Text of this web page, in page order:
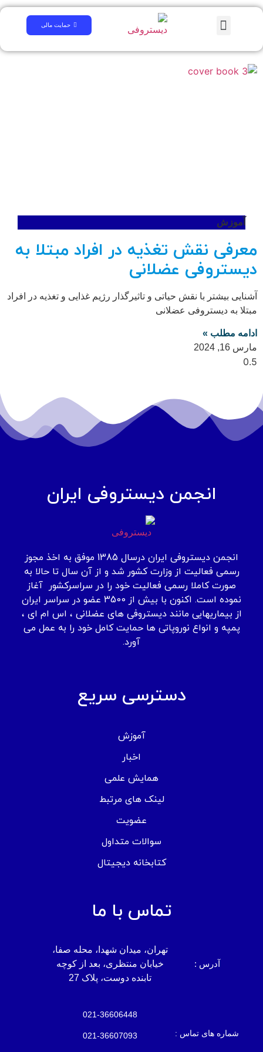
حمایت مالی
آموزش
معرفی نقش تغذیه در افراد مبتلا به
دیستروفی عضلانی
آشنایی بیشتر با نقش حیاتی و تاثیرگذار رژیم غذایی و تغذیه در افراد
مبتلا به دیستروفی عضلانی
ادامه مطلب »
مارس 16, 2024
انجمن دیستروفی ایران
انجمن دیستروفی ایران درسال 1385 موفق به اخذ مجوز
رسمی فعالیت از وزارت کشور شد و از آن سال تا حالا به
صورت کاملا رسمی فعالیت خود را در سراسرکشور آغاز
نموده است. اکنون با بیش از 3500 عضو در سراسر ایران
از بیماریهایی مانند دیستروفی های عضلانی ، اس ام ای ،
پمپه و انواع نوروپاتی ها حمایت کامل خود را به عمل می
آورد.
دسترسی سریع
آموزش
اخبار
همایش علمی
لینک های مرتبط
عضویت
سوالات متداول
کتابخانه دیجیتال
تماس با ما
آدرس :
تهران، میدان شهدا، محله صفا،
خیابان منتظری، بعد از کوچه
تابنده دوست، پلاک 27
شماره های تماس :
021-36606448
021-36607093